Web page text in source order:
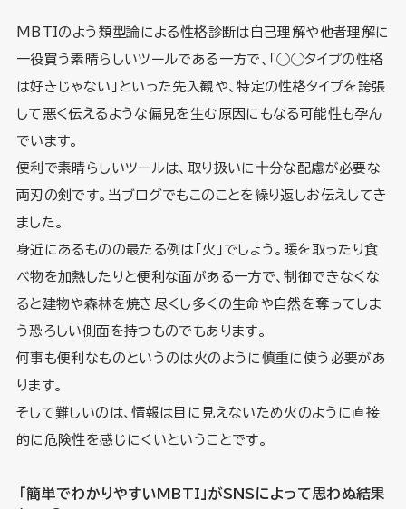
MBTIのよう類型論による性格診断は自己理解や他者理解に
一役買う素晴らしいツールである一方で、「◯◯タイプの性格
は好きじゃない」といった先入観や、特定の性格タイプを誇張
して悪く伝えるような偏見を生む原因にもなる可能性も孕ん
でいます。
便利で素晴らしいツールは、取り扱いに十分な配慮が必要な
両刃の剣です。当ブログでもこのことを繰り返しお伝えしてき
ました。
身近にあるものの最たる例は「火」でしょう。暖を取ったり食
べ物を加熱したりと便利な面がある一方で、制御できなくな
ると建物や森林を焼き尽くし多くの生命や自然を奪ってしま
う恐ろしい側面を持つものでもあります。
何事も便利なものというのは火のように慎重に使う必要があ
ります。
そして難しいのは、情報は目に見えないため火のように直接
的に危険性を感じにくいということです。
「簡単でわかりやすいMBTI」がSNSによって思わぬ結果